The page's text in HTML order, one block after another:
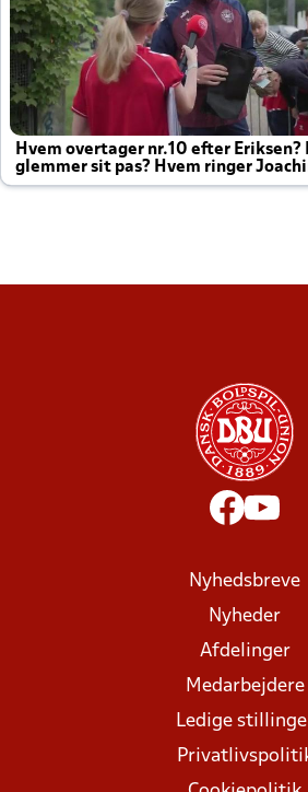
Hvem overtager nr.10 efter Eriksen?
glemmer sit pas? Hvem ringer
altid til efter kampe?
Nyhedsbreve
Nyheder
Afdelinger
Medarbejdere
Ledige